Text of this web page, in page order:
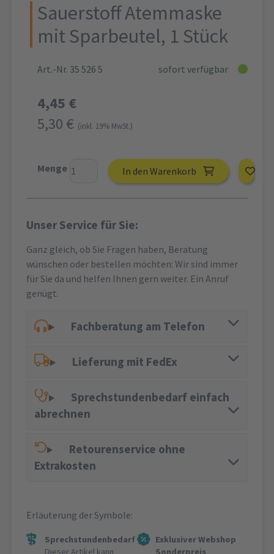
Sauerstoff Atemmaske
mit Sparbeutel, 1 Stück
Art.-Nr. 35 526 5 sofort verfügbar
4,45 €
5,30 € (inkl. 19% MwSt.)
Menge In den Warenkorb
Unser Service für Sie:
Ganz gleich, ob Sie Fragen haben, Beratung
wünschen oder bestellen möchten: Wir sind immer
für Sie da und helfen Ihnen gern weiter. Ein Anruf
genügt.
Fachberatung am Telefon
Lieferung mit FedEx
Sprechstundenbedarf einfach
abrechnen
Retourenservice ohne
Extrakosten
Erläuterung der Symbole:
Sprechstundenbedarf
Dieser Artikel kann
Exklusiver Webshop
Sonderpreis